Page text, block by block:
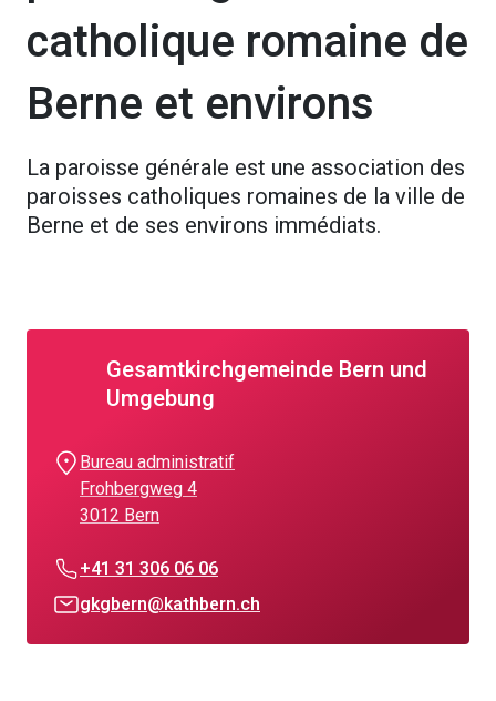
catholique romaine de
Berne et environs
La paroisse générale est une association des
paroisses catholiques romaines de la ville de
Berne et de ses environs immédiats.
Gesamtkirchgemeinde Bern und
Umgebung
Bureau administratif
Frohbergweg 4
3012 Bern
+41 31 306 06 06
gkgbern@kathbern.ch